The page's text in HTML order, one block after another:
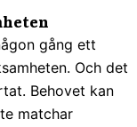
gång ett
Och det
Behovet kan
matchar